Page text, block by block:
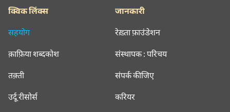
क्विक लिंक्स
सहयोग
क़ाफ़िया शब्दकोश
तक़्ती
उर्दू रीसोर्स
जानकारी
रेख़्ता फ़ाउंडेशन
संस्थापक : परिचय
संपर्क कीजिए
करियर